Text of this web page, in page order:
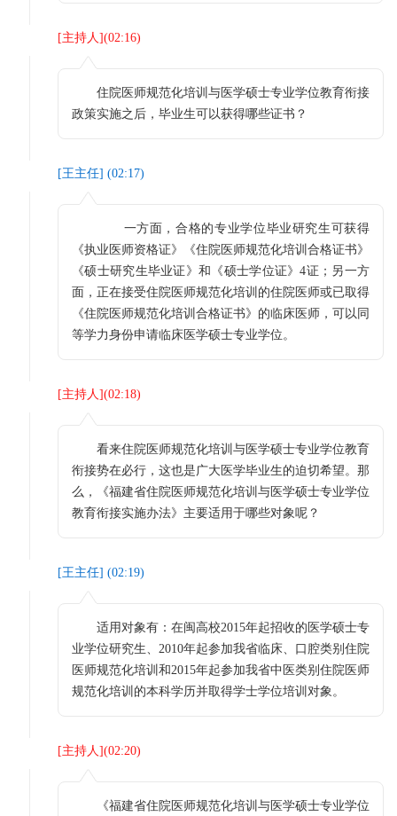
[主持人 ](02:16)
住院医师规范化培训与医学硕士专业学位教育衔接
政策实施之后，毕业生可以获得哪些证书？
[王主任] (02:17)
一方面，合格的专业学位毕业研究生可获得
《执业医师资格证》《住院医师规范化培训合格证书》
《硕士研究生毕业证》和《硕士学位证》4证；另一方
面，正在接受住院医师规范化培训的住院医师或已取得
《住院医师规范化培训合格证书》的临床医师，可以同
等学力身份申请临床医学硕士专业学位。
[主持人 ](02:18)
看来住院医师规范化培训与医学硕士专业学位教育
衔接势在必行，这也是广大医学毕业生的迫切希望。那
么，《福建省住院医师规范化培训与医学硕士专业学位
教育衔接实施办法》主要适用于哪些对象呢？
[王主任] (02:19)
适用对象有：在闽高校2015年起招收的医学硕士专
业学位研究生、2010年起参加我省临床、口腔类别住院
医师规范化培训和2015年起参加我省中医类别住院医师
规范化培训的本科学历并取得学士学位培训对象。
[主持人 ](02:20)
《福建省住院医师规范化培训与医学硕士专业学位